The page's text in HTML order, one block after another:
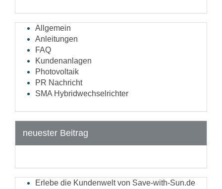
Allgemein
Anleitungen
FAQ
Kundenanlagen
Photovoltaik
PR Nachricht
SMA Hybridwechselrichter
neuester Beitrag
Erlebe die Kundenwelt von Save-with-Sun.de